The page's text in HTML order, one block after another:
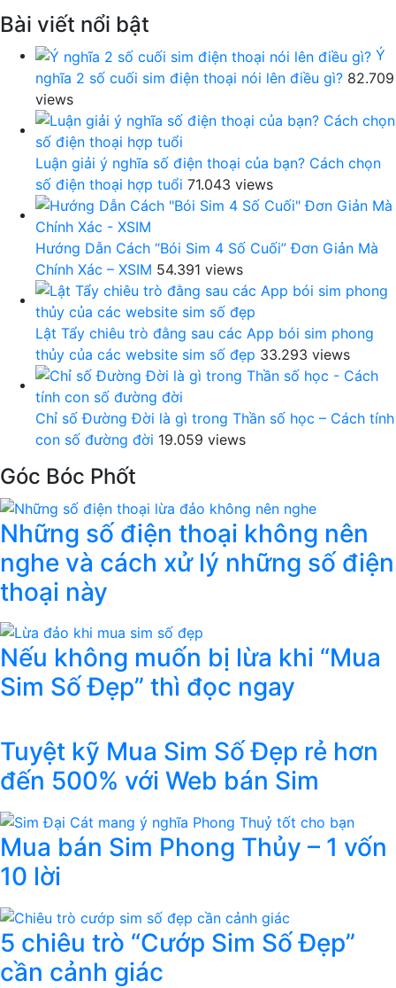
Bài viết nổi bật
Ý
nghĩa 2 số cuối sim điện thoại nói lên điều gì? 82.709
views
Luận giải ý nghĩa số điện thoại của bạn? Cách chọn
số điện thoại hợp tuổi 71.043 views
Hướng Dẫn Cách “Bói Sim 4 Số Cuối” Đơn Giản Mà
Chính Xác – XSIM 54.391 views
Lật Tẩy chiêu trò đằng sau các App bói sim phong
thủy của các website sim số đẹp 33.293 views
Chỉ số Đường Đời là gì trong Thần số học – Cách tính
con số đường đời 19.059 views
Góc Bóc Phốt
Những số điện thoại không nên
nghe và cách xử lý những số điện
thoại này
Nếu không muốn bị lừa khi “Mua
Sim Số Đẹp” thì đọc ngay
Tuyệt kỹ Mua Sim Số Đẹp rẻ hơn
đến 500% với Web bán Sim
Mua bán Sim Phong Thủy – 1 vốn
10 lời
5 chiêu trò “Cướp Sim Số Đẹp”
cần cảnh giác